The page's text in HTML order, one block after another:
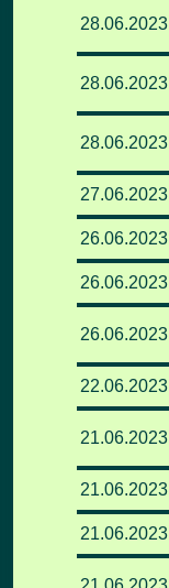
28.06.2023
28.06.2023
28.06.2023
27.06.2023
26.06.2023
26.06.2023
26.06.2023
22.06.2023
21.06.2023
21.06.2023
21.06.2023